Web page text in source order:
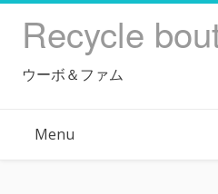
Recycle
ウーボ＆ファム
Menu